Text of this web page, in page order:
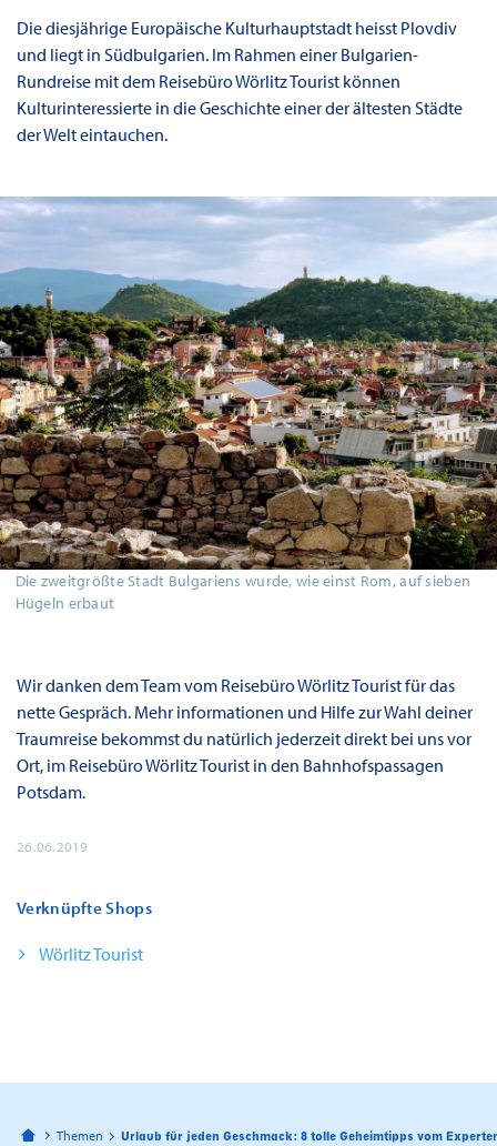
Die diesjährige Europäische Kulturhauptstadt heisst Plovdiv
und liegt in Südbulgarien. Im Rahmen einer Bulgarien-
Rundreise mit dem Reisebüro Wörlitz Tourist können
Kulturinteressierte in die Geschichte einer der ältesten Städte
der Welt eintauchen.
Die zweitgrößte Stadt Bulgariens wurde, wie einst Rom, auf sieben
Hügeln erbaut
Wir danken dem Team vom Reisebüro Wörlitz Tourist für das
nette Gespräch. Mehr informationen und Hilfe zur Wahl deiner
Traumreise bekommst du natürlich jederzeit direkt bei uns vor
Ort, im Reisebüro Wörlitz Tourist in den Bahnhofspassagen
Potsdam.
26.06.2019
Verknüpfte Shops
Wörlitz Tourist
Bahnhofspassagen Potsdam
Themen Urlaub für jeden Geschmack: 8 tolle Geheimtipps vom